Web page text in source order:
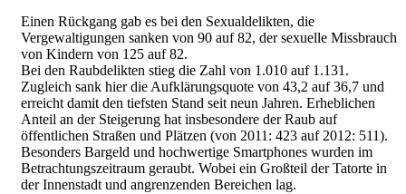
Einen Rückgang gab es bei den Sexualdelikten, die
Vergewaltigungen sanken von 90 auf 82, der sexuelle Missbrauch
von Kindern von 125 auf 82.
Bei den Raubdelikten stieg die Zahl von 1.010 auf 1.131.
Zugleich sank hier die Aufklärungsquote von 43,2 auf 36,7 und
erreicht damit den tiefsten Stand seit neun Jahren. Erheblichen
Anteil an der Steigerung hat insbesondere der Raub auf
öffentlichen Straßen und Plätzen (von 2011: 423 auf 2012: 511).
Besonders Bargeld und hochwertige Smartphones wurden im
Betrachtungszeitraum geraubt. Wobei ein Großteil der Tatorte in
der Innenstadt und angrenzenden Bereichen lag.